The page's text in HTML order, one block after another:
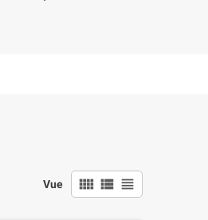
Vue view_comfy view_list view_headline